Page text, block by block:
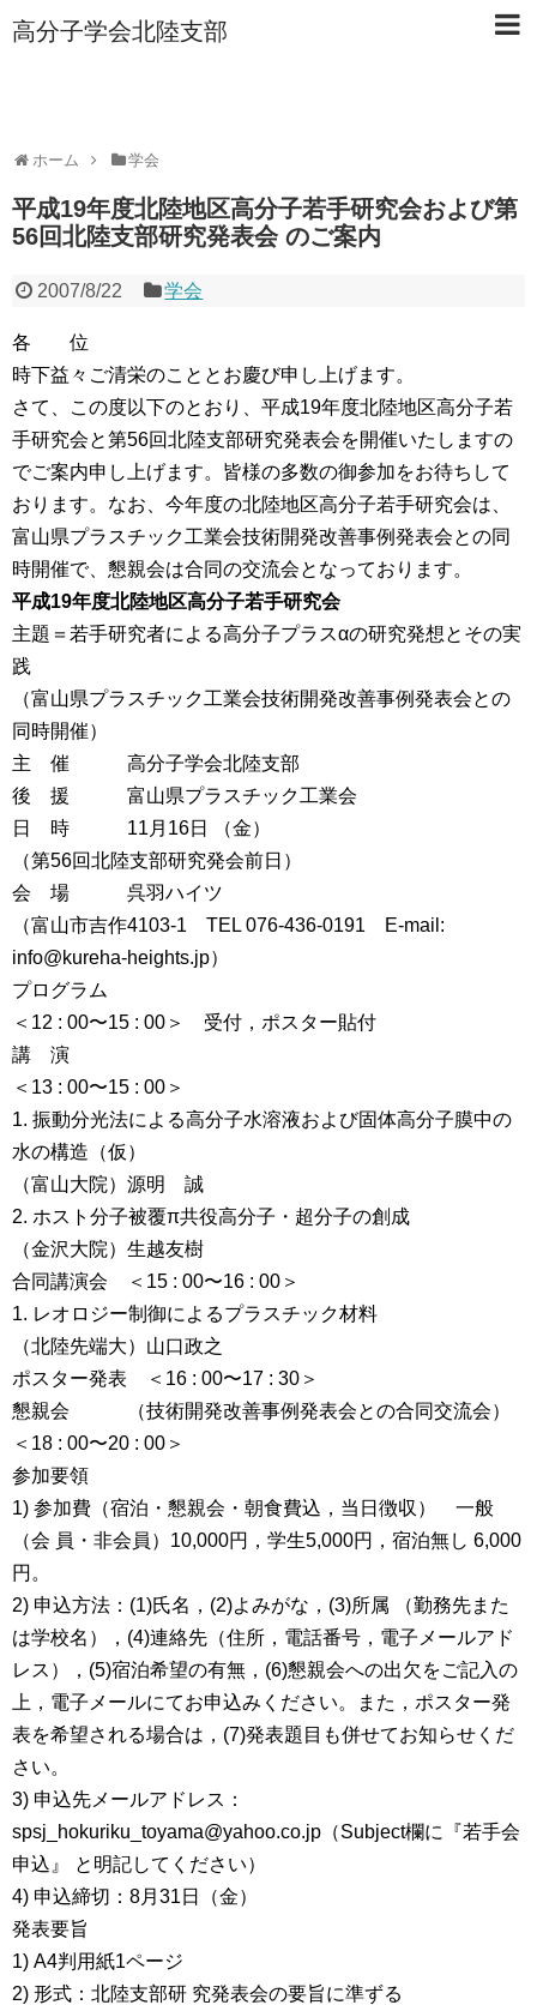
高分子学会北陸支部
ホーム 学会
平成19年度北陸地区高分子若手研究会および第
56回北陸支部研究発表会 のご案内
2007/8/22 学会
各 位
時下益々ご清栄のこととお慶び申し上げます。
さて、この度以下のとおり、平成19年度北陸地区高分子若
手研究会と第56回北陸支部研究発表会を開催いたしますの
でご案内申し上げます。皆様の多数の御参加をお待ちして
おります。なお、今年度の北陸地区高分子若手研究会は、
富山県プラスチック工業会技術開発改善事例発表会との同
時開催で、懇親会は合同の交流会となっております。
平成19年度北陸地区高分子若手研究会
主題＝若手研究者による高分子プラスαの研究発想とその実
践
（富山県プラスチック工業会技術開発改善事例発表会との
同時開催）
主 催 高分子学会北陸支部
後 援 富山県プラスチック工業会
日 時 11月16日 （金）
（第56回北陸支部研究発会前日）
会 場 呉羽ハイツ
（富山市吉作4103-1 TEL 076-436-0191 E-mail:
info@kureha-heights.jp）
プログラム
＜12 : 00〜15 : 00＞ 受付，ポスター貼付
講 演
＜13 : 00〜15 : 00＞
1. 振動分光法による高分子水溶液および固体高分子膜中の
水の構造（仮）
（富山大院）源明 誠
2. ホスト分子被覆π共役高分子・超分子の創成
（金沢大院）生越友樹
合同講演会 ＜15 : 00〜16 : 00＞
1. レオロジー制御によるプラスチック材料
（北陸先端大）山口政之
ポスター発表 ＜16 : 00〜17 : 30＞
懇親会 （技術開発改善事例発表会との合同交流会）
＜18 : 00〜20 : 00＞
参加要領
1) 参加費（宿泊・懇親会・朝食費込，当日徴収） 一般
（会 員・非会員）10,000円，学生5,000円，宿泊無し 6,000
円。
2) 申込方法：(1)氏名，(2)よみがな，(3)所属 （勤務先また
は学校名），(4)連絡先（住所，電話番号，電子メールアド
レス），(5)宿泊希望の有無，(6)懇親会への出欠をご記入の
上，電子メールにてお申込みください。また，ポスター発
表を希望される場合は，(7)発表題目も併せてお知らせくだ
さい。
3) 申込先メールアドレス：
spsj_hokuriku_toyama@yahoo.co.jp（Subject欄に『若手会
申込』 と明記してください）
4) 申込締切：8月31日（金）
発表要旨
1) A4判用紙1ページ
2) 形式：北陸支部研 究発表会の要旨に準ずる